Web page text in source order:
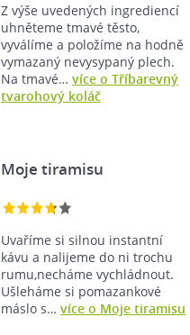
Z výše uvedených ingrediencí
uhněteme tmavé těsto,
vyválíme a položíme na hodně
vymazaný nevysypaný plech.
Na tmavé… více o Tříbarevný
tvarohový koláč
Moje tiramisu
Uvaříme si silnou instantní
kávu a nalijeme do ni trochu
rumu,necháme vychládnout.
Ušleháme si pomazankové
máslo s… více o Moje tiramisu